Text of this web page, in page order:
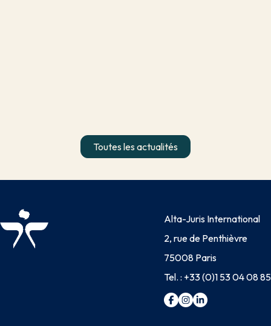
Toutes les actualités
Alta-Juris International
2, rue de Penthièvre
75008 Paris
Tel. : +33 (0)1 53 04 08 85